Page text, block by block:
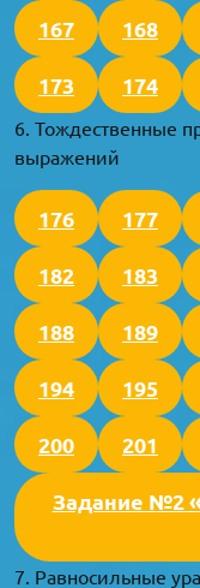
167 168
173 174
6. Тождественные
выражений
176 177
182 183
188 189
194 195
200 201
Задание №2
7. Равносильные